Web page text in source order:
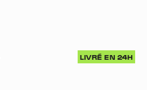
LIVRÉ EN 24H